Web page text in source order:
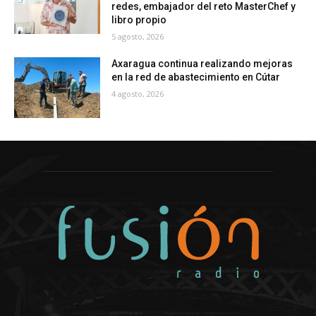
redes, embajador del reto MasterChef y
libro propio
5 agosto, 2026
Axaragua continua realizando mejoras
en la red de abastecimiento en Cútar
4 agosto, 2026